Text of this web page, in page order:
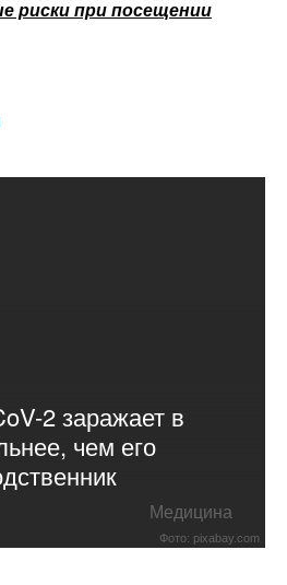
риски при посещении
2 заражает в
чем его
Медицина
Фото: pixabay.com